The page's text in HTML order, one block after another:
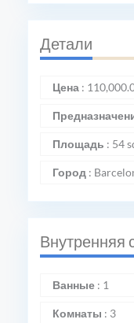
Детали
Цена :
Площадь : 54
Город :
Внутренняя
Ванные : 1
Комнаты : 3